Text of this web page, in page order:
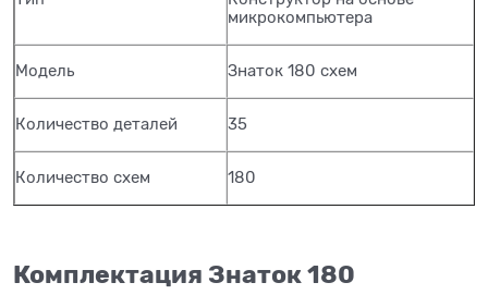
микрокомпьютера
Модель Знаток 180 схем
Количество деталей 35
Количество схем 180
Комплектация Знаток 180